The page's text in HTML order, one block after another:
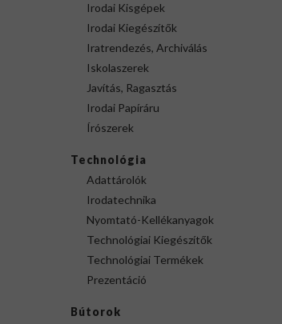
Irodai Kisgépek
Irodai Kiegészítők
Iratrendezés, Archiválás
Iskolaszerek
Javítás, Ragasztás
Irodai Papíráru
Írószerek
Technológia
Adattárolók
Irodatechnika
Nyomtató-Kellékanyagok
Technológiai Kiegészítők
Technológiai Termékek
Prezentáció
Bútorok